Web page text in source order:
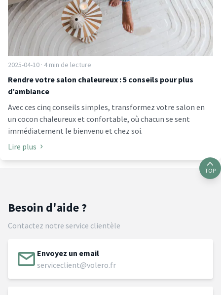
2025-04-10 · 4 min de lecture
Rendre votre salon chaleureux : 5 conseils pour plus
d’ambiance
Avec ces cinq conseils simples, transformez votre salon en
un cocon chaleureux et confortable, où chacun se sent
immédiatement le bienvenu et chez soi.
Lire plus
TOP
Besoin d'aide ?
Contactez notre service clientèle
Envoyez un email
serviceclient@volero.fr